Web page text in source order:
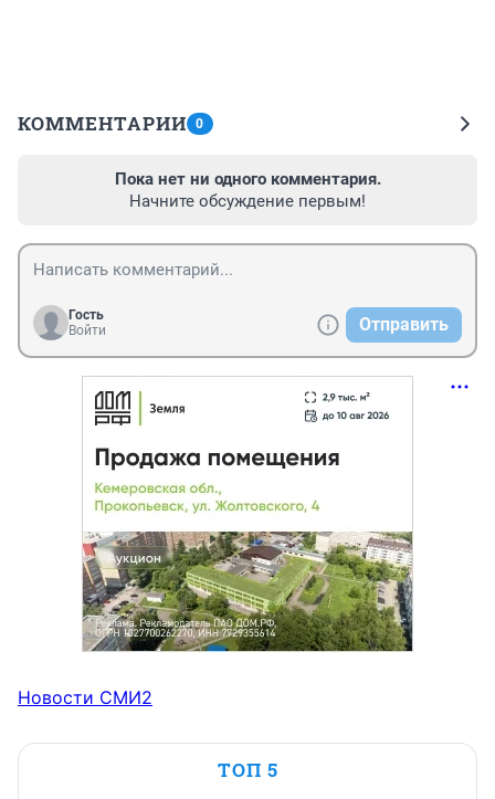
КОММЕНТАРИИ 0
Пока нет ни одного комментария.
Начните обсуждение первым!
Гость
Войти
Отправить
Новости СМИ2
ТОП 5